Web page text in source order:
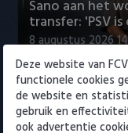
Sano aan het
transfer: 'PSV
8 augustus 2026
Eredivisie
Deze website van
functionele cookies
de website en
gebruik en
ook advertentie